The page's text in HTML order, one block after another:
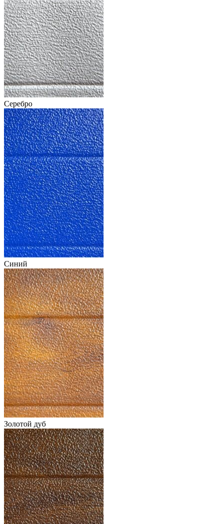
Серебро
Синий
Золотой дуб